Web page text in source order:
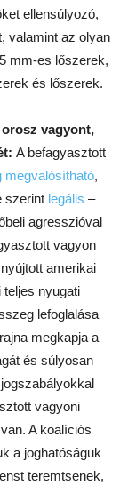
ellensúlyozó,
valamint az olyan
mm-es lőszerek,
és lőszerek.
vagyont,
A befagyasztott
megvalósítható,
szerint legális –
agresszióval
vagyon
amerikai
teljes nyugati
lefoglalása
megkapja a
és súlyosan
vagyoni
A koalíciós
a joghatóságuk
teremtsenek,